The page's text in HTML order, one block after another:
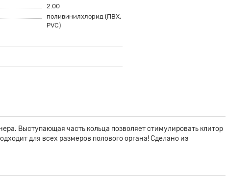
2.00
поливинилхлорид (ПВХ,
PVC)
Выступающая часть кольца позволяет стимулировать клитор
для всех размеров полового органа! Сделано из